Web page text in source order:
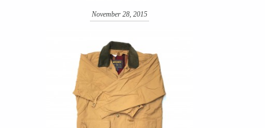
November 28, 2015